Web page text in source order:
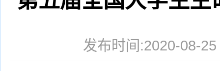
发布时间:2020-08-